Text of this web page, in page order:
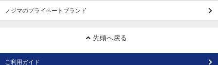
ノジマのプライベートブランド
先頭へ戻る
ご利用ガイド